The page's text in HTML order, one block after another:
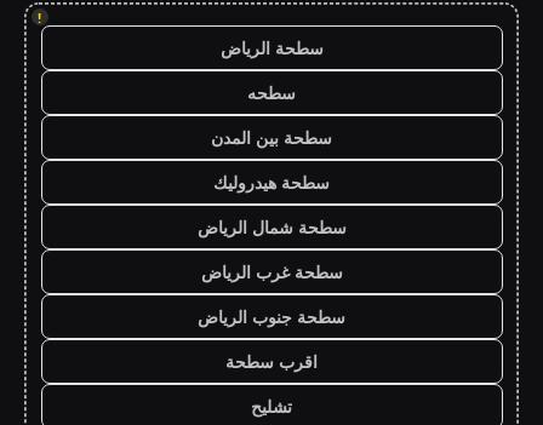
!
سطحة الرياض
سطحه
سطحة بين المدن
سطحة هيدروليك
سطحة شمال الرياض
سطحة غرب الرياض
سطحة جنوب الرياض
اقرب سطحة
تشليح